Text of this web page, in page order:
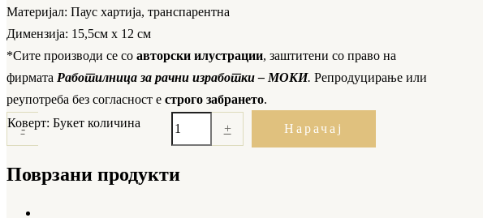
Материјал: Паус хартија, транспарентна
Димензија: 15,5см x 12 см
*Сите производи се со авторски илустрации, заштитени со право на
фирмата Работилница за рачни изработки – МОКИ. Репродуцирање или
реупотреба без согласност е строго забрането.
-
Коверт: Букет количина + Нарачај
Поврзани продукти